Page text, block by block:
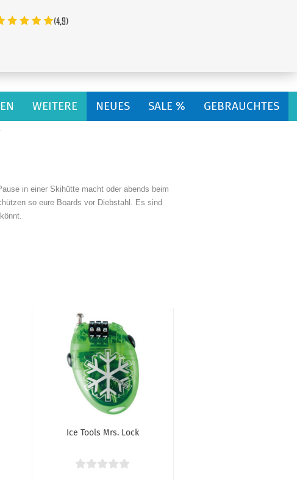
NEUES SALE % GEBRAUCHTES
WEITERE
in einer Skihütte macht oder abends beim
so eure Boards vor Diebstahl. Es sind
Ice Tools Mrs. Lock